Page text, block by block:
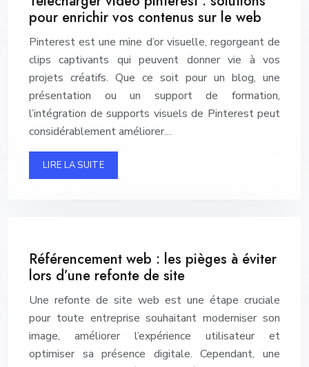
pour enrichir vos contenus sur le web
Pinterest est une mine d’or visuelle, regorgeant de
clips captivants qui peuvent donner vie à vos
projets créatifs. Que ce soit pour un blog, une
présentation ou un support de formation,
l’intégration de supports visuels de Pinterest peut
considérablement améliorer…
LIRE LA SUITE
Référencement web : les pièges à éviter
lors d’une refonte de site
Une refonte de site web est une étape cruciale
pour toute entreprise souhaitant moderniser son
image, améliorer l’expérience utilisateur et
optimiser sa présence digitale. Cependant, une